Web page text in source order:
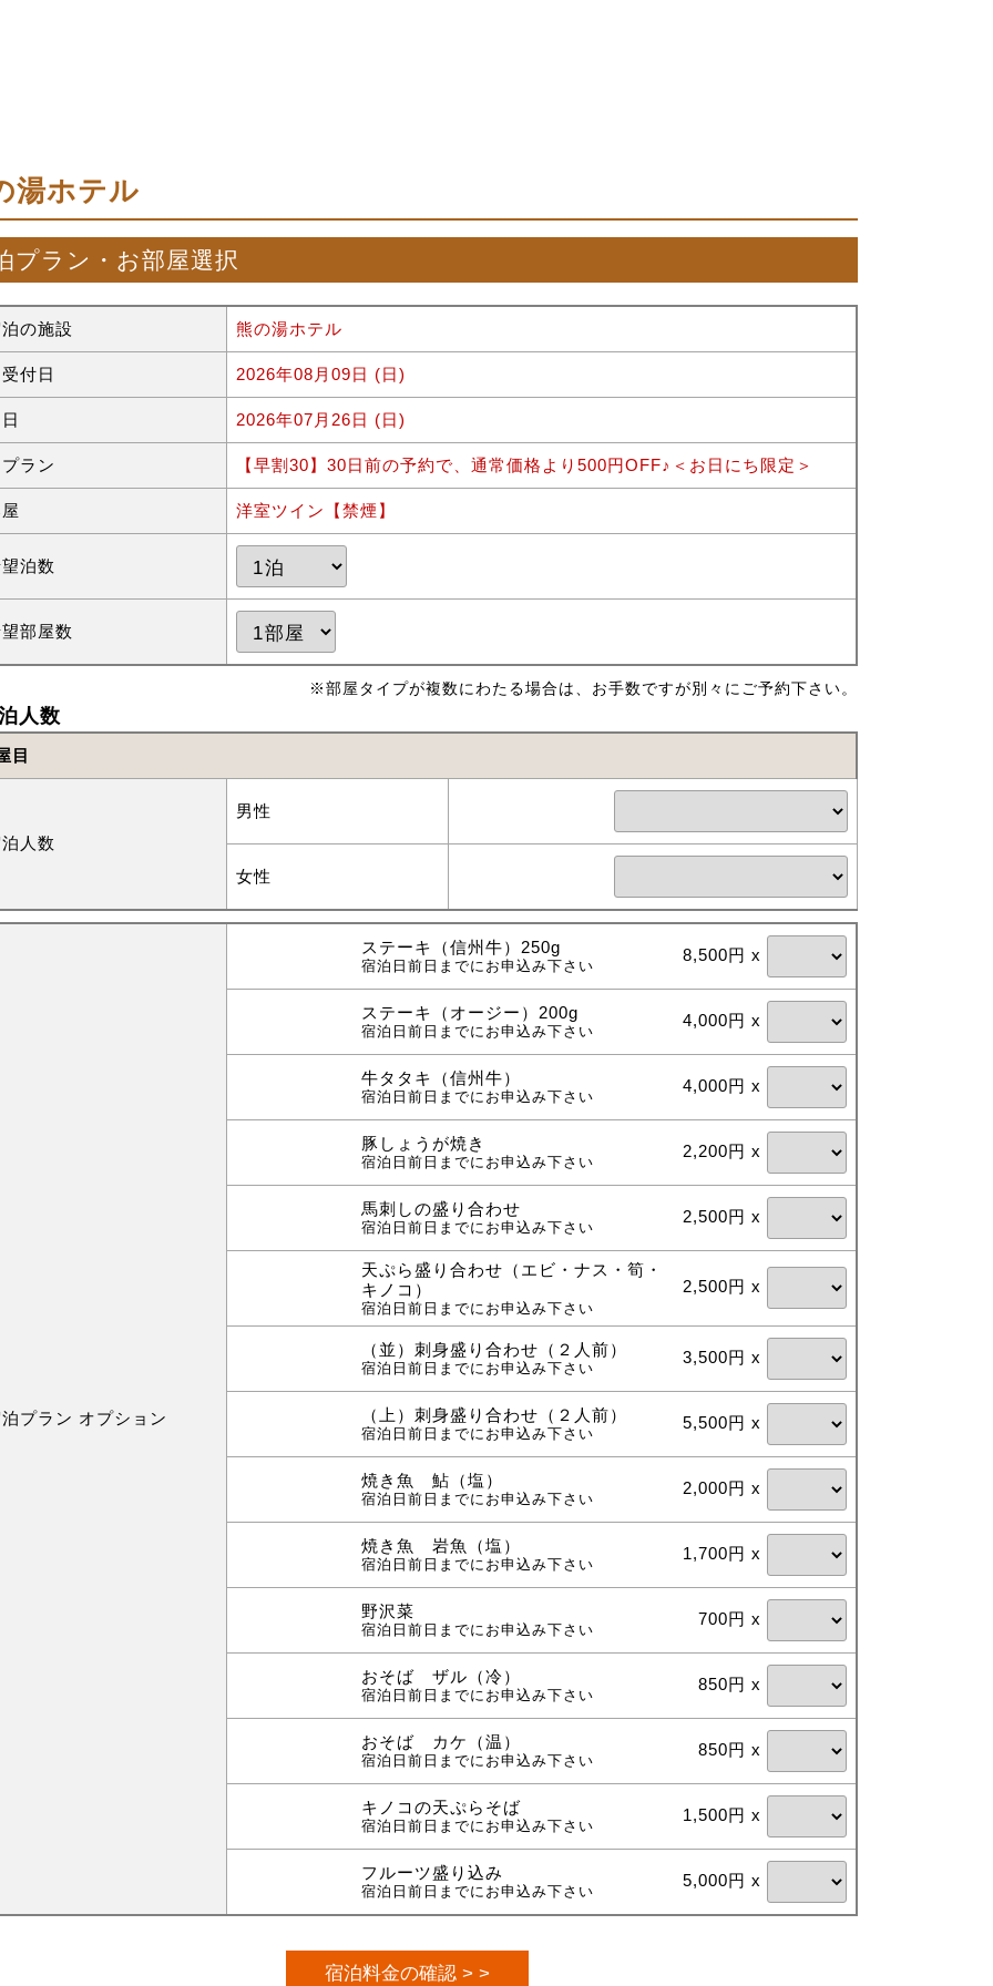
湯ホテル
プラン・お部屋選択
の施設 熊の湯ホテル
付日 2026年08月09日 (日)
2026年07月26日 (日)
ラン 【早割30】30日前の予約で、通常価格より500円OFF♪＜お日にち限定＞
洋室ツイン【禁煙】
泊数
部屋数
※部屋タイプが複数にわたる場合は、お手数ですが別々にご予約下さい。
人数
目
人数
男性
女性
プラン オプション
ステーキ（信州牛）250g
宿泊日前日までにお申込み下さい
8,500円 x
ステーキ（オージー）200g
宿泊日前日までにお申込み下さい
4,000円 x
牛タタキ（信州牛）
宿泊日前日までにお申込み下さい
4,000円 x
豚しょうが焼き
宿泊日前日までにお申込み下さい
2,200円 x
馬刺しの盛り合わせ
宿泊日前日までにお申込み下さい
2,500円 x
天ぷら盛り合わせ（エビ・ナス・筍・
キノコ）
宿泊日前日までにお申込み下さい
2,500円 x
（並）刺身盛り合わせ（２人前）
宿泊日前日までにお申込み下さい
3,500円 x
（上）刺身盛り合わせ（２人前）
宿泊日前日までにお申込み下さい
5,500円 x
焼き魚 鮎（塩）
宿泊日前日までにお申込み下さい
2,000円 x
焼き魚 岩魚（塩）
宿泊日前日までにお申込み下さい
1,700円 x
野沢菜
宿泊日前日までにお申込み下さい
700円 x
おそば ザル（冷）
宿泊日前日までにお申込み下さい
850円 x
おそば カケ（温）
宿泊日前日までにお申込み下さい
850円 x
キノコの天ぷらそば
宿泊日前日までにお申込み下さい
1,500円 x
フルーツ盛り込み
宿泊日前日までにお申込み下さい
5,000円 x
宿泊料金の確認 > >